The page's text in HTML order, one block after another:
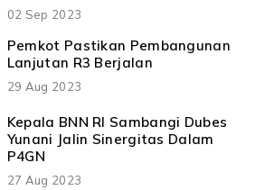
02 Sep 2023
Pemkot Pastikan Pembangunan
Lanjutan R3 Berjalan
29 Aug 2023
Kepala BNN RI Sambangi Dubes
Yunani Jalin Sinergitas Dalam
P4GN
27 Aug 2023